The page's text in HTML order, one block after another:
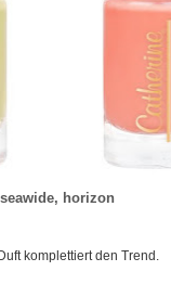
seawide, horizon
komplettiert den Trend.